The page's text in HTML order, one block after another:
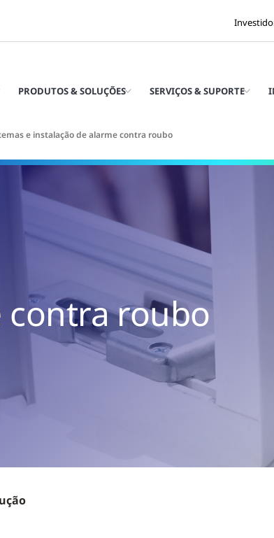
PRODUTOS & SOLUÇÕES SERVIÇOS & SUPORTE
e instalação de alarme contra roubo
contra roubo